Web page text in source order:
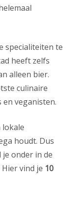
specialiteiten te
heeft zelfs
alleen bier.
culinaire
veganisten.
lokale
houdt. Dus
onder in de
vind je 10